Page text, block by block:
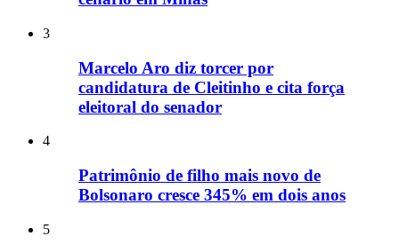
3
Marcelo Aro diz torcer por
candidatura de Cleitinho e cita força
eleitoral do senador
4
Patrimônio de filho mais novo de
Bolsonaro cresce 345% em dois anos
5